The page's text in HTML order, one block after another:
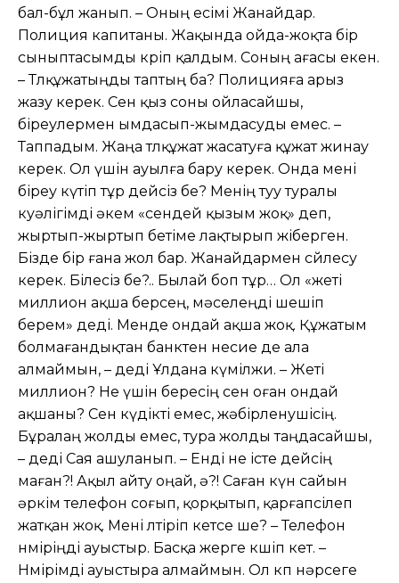
бал-бұл жанып. – Оның есімі Жанайдар.
Полиция капитаны. Жақында ойда-жоқта бір
сыныптасымды көріп қалдым. Соның ағасы екен.
– Төлқұжатыңды таптың ба? Полицияға арыз
жазу керек. Сен қыз соны ойласайшы,
біреулермен ымдасып-жымдасуды емес. –
Таппадым. Жаңа төлқұжат жасатуға құжат жинау
керек. Ол үшін ауылға бару керек. Онда мені
біреу күтіп тұр дейсіз бе? Менің туу туралы
куəлігімді əкем «сендей қызым жоқ» деп,
жыртып-жыртып бетіме лақтырып жіберген.
Бізде бір ғана жол бар. Жанайдармен сөйлесу
керек. Білесіз бе?.. Былай боп тұр… Ол «жеті
миллион ақша берсең, мəселеңді шешіп
берем» деді. Менде ондай ақша жоқ. Құжатым
болмағандықтан банктен несие де ала
алмаймын, – деді Ұлдана күмілжи. – Жеті
миллион? Не үшін бересің сен оған ондай
ақшаны? Сен күдікті емес, жəбірленушісің.
Бұралаң жолды емес, тура жолды таңдасайшы,
– деді Сая ашуланып. – Енді не істе дейсің
маған?! Ақыл айту оңай, ə?! Саған күн сайын
əркім телефон соғып, қорқытып, қарғапсілеп
жатқан жоқ. Мені өлтіріп кетсе ше? – Телефон
нөміріңді ауыстыр. Басқа жерге көшіп кет. –
Нөмірімді ауыстыра алмаймын. Ол көп нəрсеге